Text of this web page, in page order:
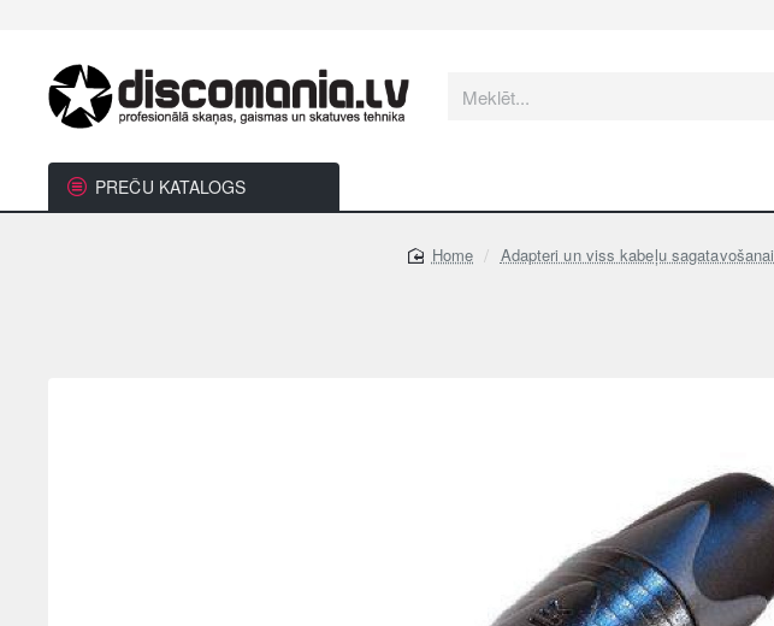
Meklēt...
PREČU KATALOGS
home
Adapteri un viss kabeļu sagatavošanai